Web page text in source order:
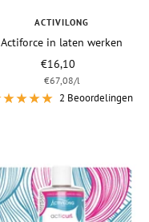
ACTIVILONG
Actiforce in laten werken
Vraagprijs
€16,10
€67,08/l
2 Beoordelingen